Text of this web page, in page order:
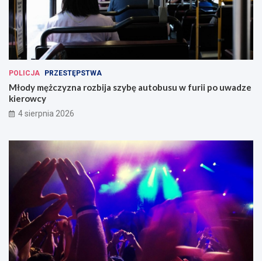
POLICJA PRZESTĘPSTWA
Młody mężczyzna rozbija szybę autobusu w furii po uwadze
kierowcy
4 sierpnia 2026